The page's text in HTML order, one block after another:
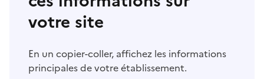
votre site
En un copier-coller, affichez les informations
principales de votre établissement.